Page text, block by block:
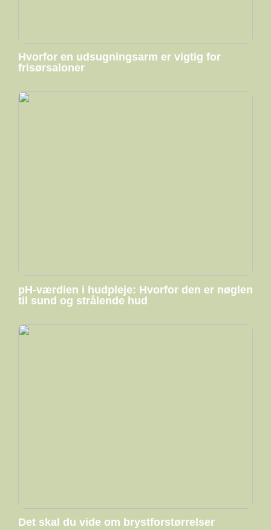
Hvorfor en udsugningsarm er vigtig for
frisørsaloner
pH-værdien i hudpleje: Hvorfor den er nøglen
til sund og strålende hud
Det skal du vide om brystforstørrelser